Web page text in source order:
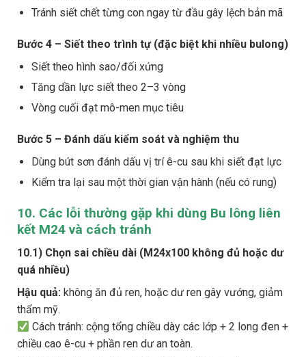
Tránh siết chết từng con ngay từ đầu gây lệch bản mã
Bước 4 – Siết theo trình tự (đặc biệt khi nhiều bulong)
Siết theo hình sao/đối xứng
Tăng dần lực siết theo 2–3 vòng
Vòng cuối đạt mô-men mục tiêu
Bước 5 – Đánh dấu kiểm soát và nghiệm thu
Dùng bút sơn đánh dấu vị trí ê-cu sau khi siết đạt lực
Kiểm tra lại sau một thời gian vận hành (nếu có rung)
10. Các lỗi thường gặp khi dùng Bu lông liên
kết M24 và cách tránh
10.1) Chọn sai chiều dài (M24x100 không đủ hoặc dư
quá nhiều)
Hậu quả: không ăn đủ ren, hoặc dư ren gây vướng, giảm
thẩm mỹ.
Cách tránh: cộng tổng chiều dày các lớp + 2 long đen +
chiều cao ê-cu + phần ren dư an toàn.